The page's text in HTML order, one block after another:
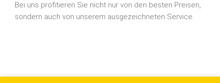
Bei uns profitieren Sie nicht nur von den besten Preisen,
sondern auch von unserem ausgezeichneten Service.